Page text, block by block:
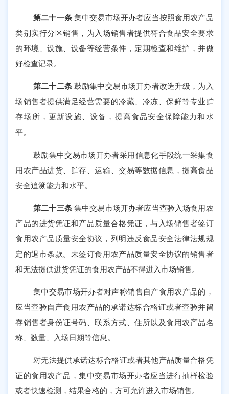
第二十一条 集中交易市场开办者应当按照食用农产品
类别实行分区销售，为入场销售者提供符合食品安全要求
的环境、设施、设备等经营条件，定期检查和维护，并做
好检查记录。
第二十二条 鼓励集中交易市场开办者改造升级，为入
场销售者提供满足经营需要的冷藏、冷冻、保鲜等专业贮
存场所，更新设施、设备，提高食品安全保障能力和水
平。
鼓励集中交易市场开办者采用信息化手段统一采集食
用农产品进货、贮存、运输、交易等数据信息，提高食品
安全追溯能力和水平。
第二十三条 集中交易市场开办者应当查验入场食用农
产品的进货凭证和产品质量合格凭证，与入场销售者签订
食用农产品质量安全协议，列明违反食品安全法律法规规
定的退市条款。未签订食用农产品质量安全协议的销售者
和无法提供进货凭证的食用农产品不得进入市场销售。
集中交易市场开办者对声称销售自产食用农产品的，
应当查验自产食用农产品的承诺达标合格证或者查验并留
存销售者身份证号码、联系方式、住所以及食用农产品名
称、数量、入场日期等信息。
对无法提供承诺达标合格证或者其他产品质量合格凭
证的食用农产品，集中交易市场开办者应当进行抽样检验
或者快速检测，结果合格的，方可允许进入市场销售。